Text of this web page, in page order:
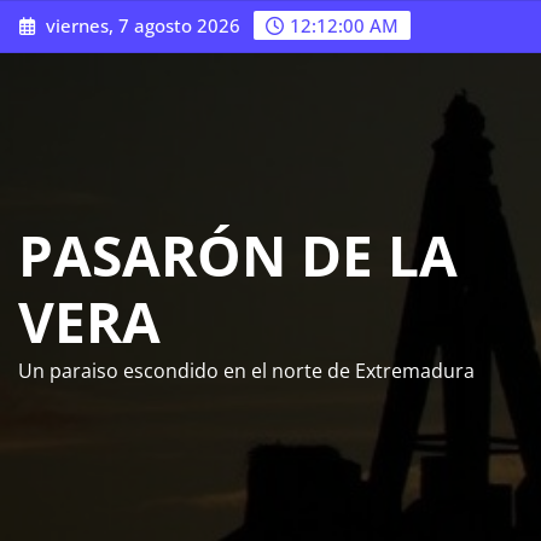
Saltar
al
viernes, 7 agosto 2026 12:12:01 AM
PASARÓN DE LA
VERA
Un paraiso escondido en el norte de Extremadura